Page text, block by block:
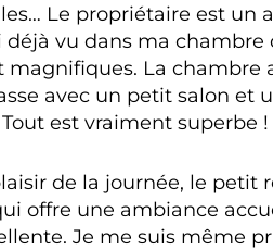
Le propriétaire est un
déjà vu dans ma
magnifiques. La chambre
avec un petit salon et
est vraiment superbe !
de la journée, le petit
offre une ambiance
Je me suis même